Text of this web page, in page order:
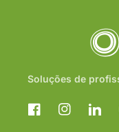
Soluções de
FacebookInstagram